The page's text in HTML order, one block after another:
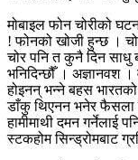
मोबाइल फोन चोरीको
! फोनको खोजी हुन्छ ।
चोर पनि त कुनै दिन साधु
भनिदिन्छौँ । अज्ञानवश
होइनन् भन्ने बहस
डाँकु थिएनन भनेर फैसला
हामीमाथी दमन गर्नेलाई
स्टकहोम सिन्ड्रोमबाट